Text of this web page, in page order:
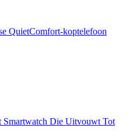
QuietComfort-koptelefoon
Smartwatch Die Uitvouwt Tot